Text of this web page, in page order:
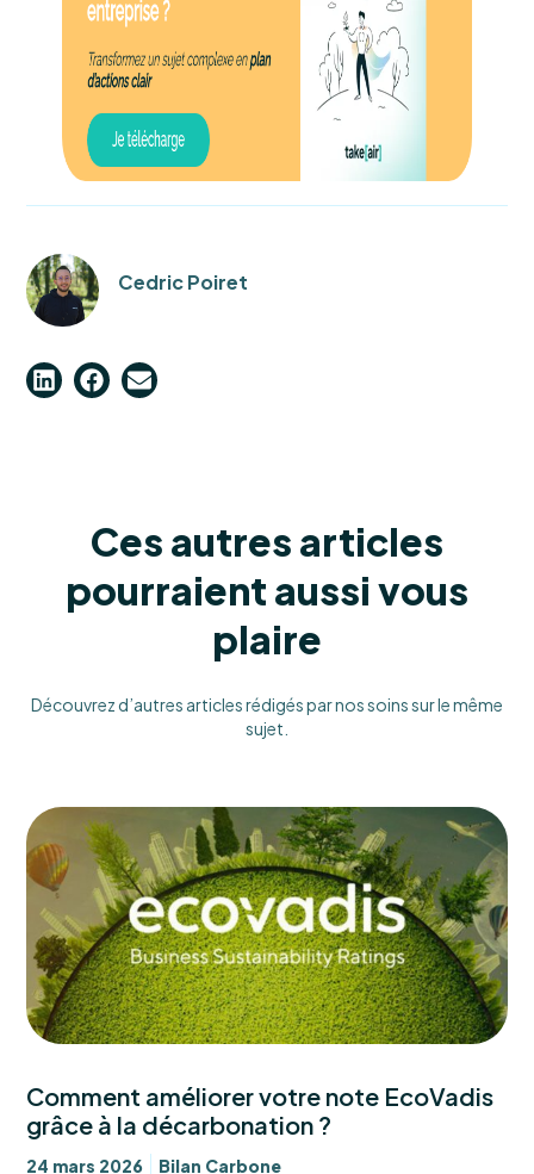
Cedric Poiret
Ces autres articles
pourraient aussi vous
plaire
Découvrez d’autres articles rédigés par nos soins sur le même
sujet.
Comment améliorer votre note EcoVadis
grâce à la décarbonation ?
24 mars 2026 Bilan Carbone